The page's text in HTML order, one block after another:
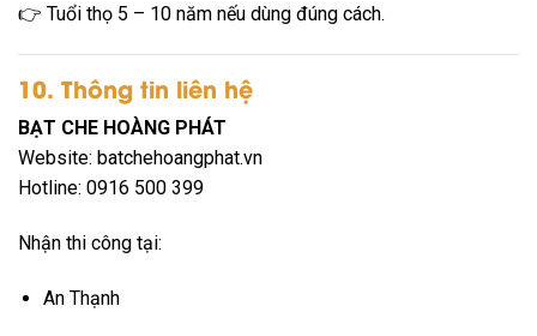
👉 Tuổi thọ 5 – 10 năm nếu dùng đúng cách.
10. Thông tin liên hệ
BẠT CHE HOÀNG PHÁT
Website: batchehoangphat.vn
Hotline: 0916 500 399
Nhận thi công tại:
An Thạnh